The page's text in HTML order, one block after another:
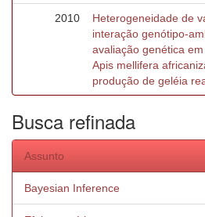
2010
Heterogeneidade de
interação genótipo-
avaliação genética
Apis mellifera
produção de geléia
Busca refinada
Assunto
Bayesian Inference